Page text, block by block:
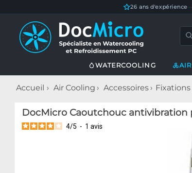
26 ans d'expérience
WATERCOOLING
Accueil Air Cooling Accessoires
DocMicro Caoutchouc
4/5 - 1 avis